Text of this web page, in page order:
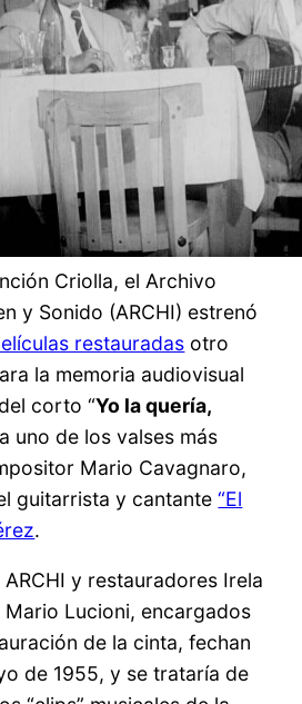
Criolla, el Archivo
y Sonido (ARCHI) estrenó
restauradas otro
la memoria audiovisual
corto “Yo la quería,
uno de los valses más
Mario Cavagnaro,
guitarrista y cantante“El
.
y restauradores Irela
Lucioni, encargados
de la cinta, fechan
de 1955, y se trataría de